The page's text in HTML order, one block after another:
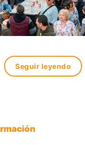
Seguir leyendo